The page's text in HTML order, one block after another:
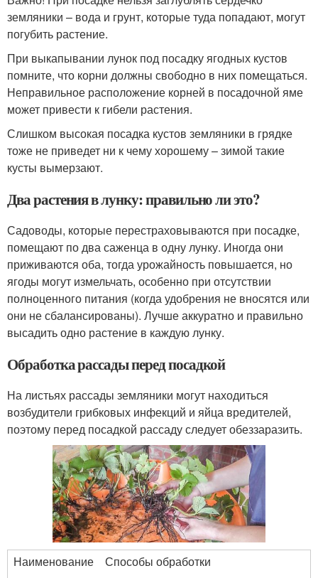
земляники – вода и грунт, которые туда попадают, могут
погубить растение.
При выкапывании лунок под посадку ягодных кустов
помните, что корни должны свободно в них помещаться.
Неправильное расположение корней в посадочной яме
может привести к гибели растения.
Слишком высокая посадка кустов земляники в грядке
тоже не приведет ни к чему хорошему – зимой такие
кусты вымерзают.
Два растения в лунку: правильно ли это?
Садоводы, которые перестраховываются при посадке,
помещают по два саженца в одну лунку. Иногда они
приживаются оба, тогда урожайность повышается, но
ягоды могут измельчать, особенно при отсутствии
полноценного питания (когда удобрения не вносятся или
они не сбалансированы). Лучше аккуратно и правильно
высадить одно растение в каждую лунку.
Обработка рассады перед посадкой
На листьях рассады земляники могут находиться
возбудители грибковых инфекций и яйца вредителей,
поэтому перед посадкой рассаду следует обеззаразить.
Наименование Способы обработки